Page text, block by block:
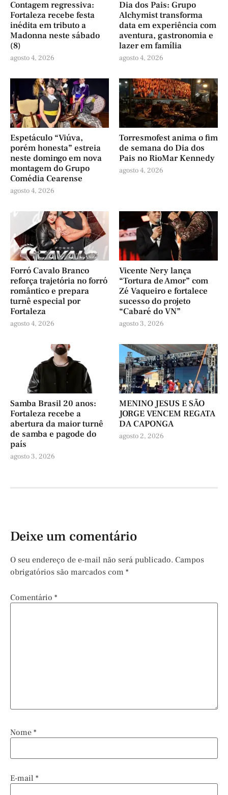
Contagem regressiva:
Fortaleza recebe festa
inédita em tributo a
Madonna neste sábado
(8)
agosto 4, 2026
Dia dos Pais: Grupo
Alchymist transforma
data em experiência com
aventura, gastronomia e
lazer em família
agosto 4, 2026
Espetáculo “Viúva,
porém honesta” estreia
neste domingo em nova
montagem do Grupo
Comédia Cearense
agosto 4, 2026
Torresmofest anima o fim
de semana do Dia dos
Pais no RioMar Kennedy
agosto 4, 2026
Forró Cavalo Branco
reforça trajetória no forró
romântico e prepara
turnê especial por
Fortaleza
agosto 4, 2026
Vicente Nery lança
“Tortura de Amor” com
Zé Vaqueiro e fortalece
sucesso do projeto
“Cabaré do VN”
agosto 3, 2026
Samba Brasil 20 anos:
Fortaleza recebe a
abertura da maior turnê
de samba e pagode do
país
agosto 3, 2026
MENINO JESUS E SÃO
JORGE VENCEM REGATA
DA CAPONGA
agosto 2, 2026
Deixe um comentário
O seu endereço de e-mail não será publicado. Campos
obrigatórios são marcados com *
Comentário *
Nome *
E-mail *